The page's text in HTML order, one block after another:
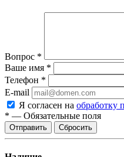
Вопрос *
Ваше имя *
Телефон *
E-mail
Я согласен на обработку
* — Обязательные поля
Отправить Сбросить